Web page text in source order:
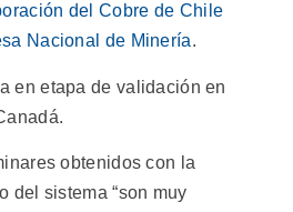
del Cobre de Chile
Nacional de Minería.
en etapa de validación en
obtenidos con la
del sistema “son muy